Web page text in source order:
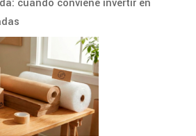
cuándo conviene invertir en